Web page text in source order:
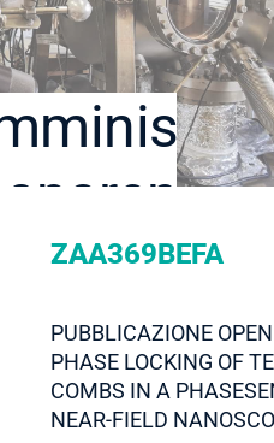
ZAA369BEFA
PUBBLICAZIONE
PHASE LOCKING OF
COMBS IN A
NEAR-FIELD